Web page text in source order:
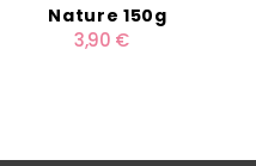
Nature 150g
3,90 €